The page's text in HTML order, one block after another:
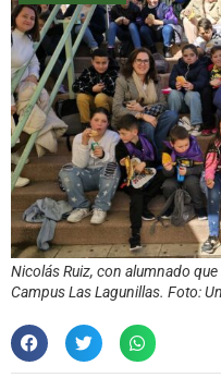
Nicolás Ruiz, con alumnado
Campus Las Lagunillas. Foto: